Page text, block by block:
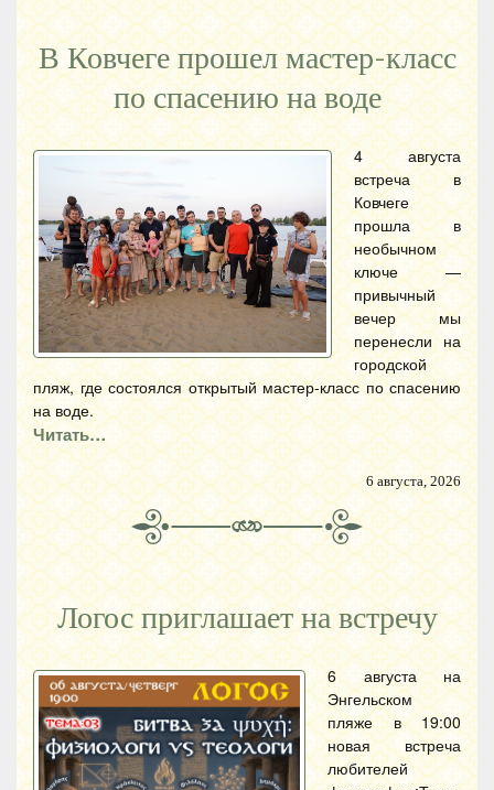
В Ковчеге прошел мастер-класс
по спасению на воде
4 августа
встреча в
Ковчеге
прошла в
необычном
ключе —
привычный
вечер мы
перенесли на
городской
пляж, где состоялся открытый мастер-класс по спасению
на воде.
Читать…
6 августа, 2026
Логос приглашает на встречу
6 августа на
Энгельском
пляже в 19:00
новая встреча
любителей